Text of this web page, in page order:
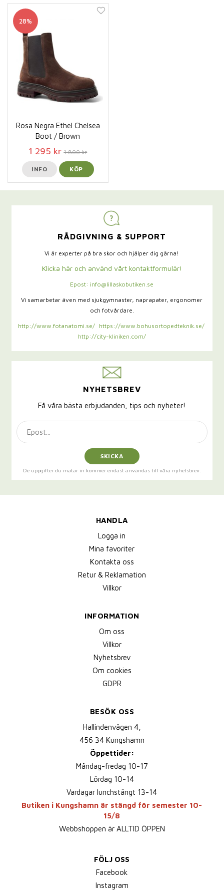
28%
Rosa Negra Ethel Chelsea
Boot / Brown
1 295 kr 1 800 kr
INFO KÖP
RÅDGIVNING & SUPPORT
Vi är experter på bra skor och hjälper dig gärna!
Klicka här och använd vårt kontaktformulär!
Epost: info@lillaskobutiken.se
Vi samarbetar även med sjukgymnaster, naprapater, ergonomer
och fotvårdare.
http://www.fotanatomi.se/
https://www.bohusortopedteknik.se/
http://city-kliniken.com/
NYHETSBREV
Få våra bästa erbjudanden, tips och nyheter!
SKICKA
De uppgifter du matar in kommer endast användas till våra nyhetsbrev.
HANDLA
Logga in
Mina favoriter
Kontakta oss
Retur & Reklamation
Villkor
INFORMATION
Om oss
Villkor
Nyhetsbrev
Om cookies
GDPR
BESÖK OSS
Hallindenvägen 4,
456 34 Kungshamn
Öppettider:
Måndag-fredag 10-17
Lördag 10-14
Vardagar lunchstängt 13-14
Butiken i Kungshamn är stängd för semester 10-
15/8
Webbshoppen är ALLTID ÖPPEN
FÖLJ OSS
Facebook
Instagram